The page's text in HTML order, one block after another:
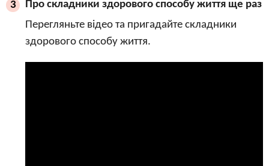
3
Про складники здорового способу життя ще раз
Перегляньте відео та пригадайте складники
здорового способу життя.